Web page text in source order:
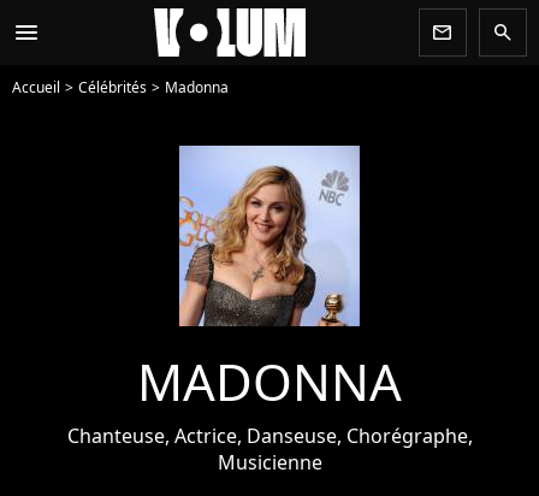
menu newsletter search
Accueil Célébrités Madonna
MADONNA
Chanteuse, Actrice, Danseuse, Chorégraphe,
Musicienne